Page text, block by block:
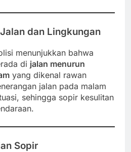
dan Lingkungan
menunjukkan bahwa
di jalan menurun
yang dikenal rawan
jalan pada malam
sehingga sopir kesulitan
Sopir